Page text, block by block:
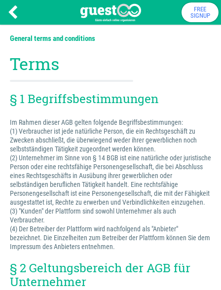
FREE
SIGNUP
General terms and conditions
Terms
§ 1 Begriffsbestimmungen
Im Rahmen dieser AGB gelten folgende Begriffsbestimmungen:
(1) Verbraucher ist jede natürliche Person, die ein Rechtsgeschäft zu
Zwecken abschließt, die überwiegend weder ihrer gewerblichen noch
selbstständigen Tätigkeit zugeordnet werden können.
(2) Unternehmer im Sinne von § 14 BGB ist eine natürliche oder juristische
Person oder eine rechtsfähige Personengesellschaft, die bei Abschluss
eines Rechtsgeschäfts in Ausübung ihrer gewerblichen oder
selbständigen beruflichen Tätigkeit handelt. Eine rechtsfähige
Personengesellschaft ist eine Personengesellschaft, die mit der Fähigkeit
ausgestattet ist, Rechte zu erwerben und Verbindlichkeiten einzugehen.
(3) "Kunden" der Plattform sind sowohl Unternehmer als auch
Verbraucher.
(4) Der Betreiber der Plattform wird nachfolgend als "Anbieter"
bezeichnet. Die Einzelheiten zum Betreiber der Plattform können Sie dem
Impressum des Anbieters entnehmen.
§ 2 Geltungsbereich der AGB für
Unternehmer